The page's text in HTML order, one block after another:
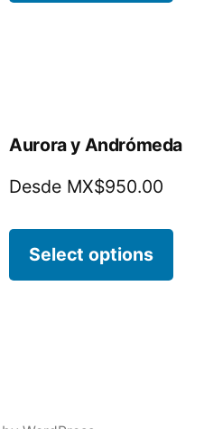
Aurora y Andrómeda
Desde MX$950.00
Select options